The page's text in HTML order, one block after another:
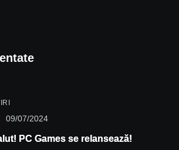
09/07/2024
PC Games se relansează!